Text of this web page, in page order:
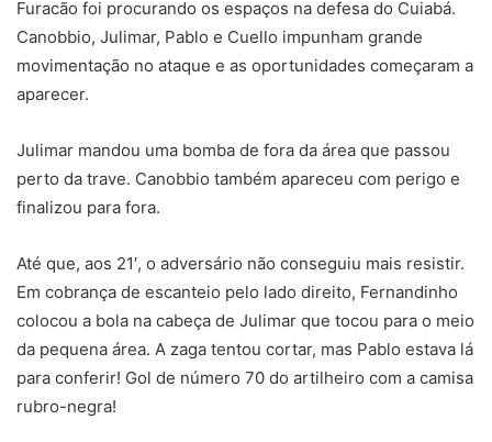
Furacão foi procurando os espaços na defesa do Cuiabá.
Canobbio, Julimar, Pablo e Cuello impunham grande
movimentação no ataque e as oportunidades começaram a
aparecer.
Julimar mandou uma bomba de fora da área que passou
perto da trave. Canobbio também apareceu com perigo e
finalizou para fora.
Até que, aos 21′, o adversário não conseguiu mais resistir.
Em cobrança de escanteio pelo lado direito, Fernandinho
colocou a bola na cabeça de Julimar que tocou para o meio
da pequena área. A zaga tentou cortar, mas Pablo estava lá
para conferir! Gol de número 70 do artilheiro com a camisa
rubro-negra!